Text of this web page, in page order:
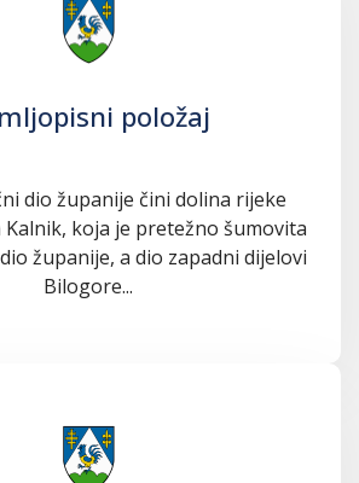
položaj
dio županije čini dolina rijeke
Kalnik, koja je pretežno šumovita
županije, a dio zapadni dijelovi
Bilogore...